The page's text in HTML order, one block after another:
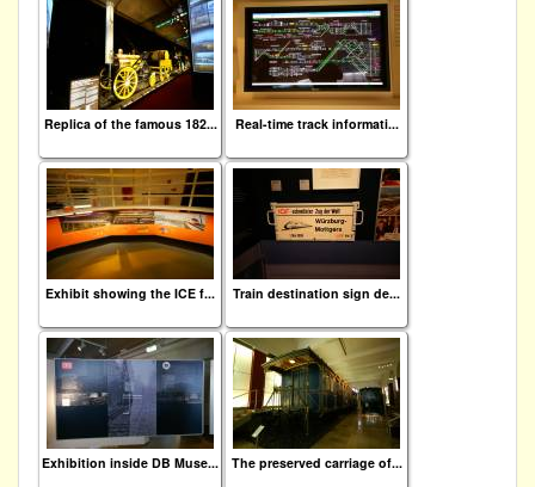
Replica of the famous 182... Real-time track informati...
Exhibit showing the ICE f... Train destination sign de...
Exhibition inside DB Muse... The preserved carriage of...